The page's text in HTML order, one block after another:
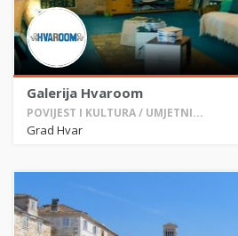
Galerija Hvaroom
POVIJEST I KULTURA / UMJETNI...
Grad Hvar